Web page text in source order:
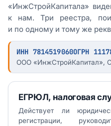
«ИнжСтройКапитала»
к нам. Три реестра,
и по одному и тому же
ИНН 7814519060ОГРН
ООО «ИнжСтройКапитал»,
ЕГРЮЛ, налоговая
Действует ли
регистрации,